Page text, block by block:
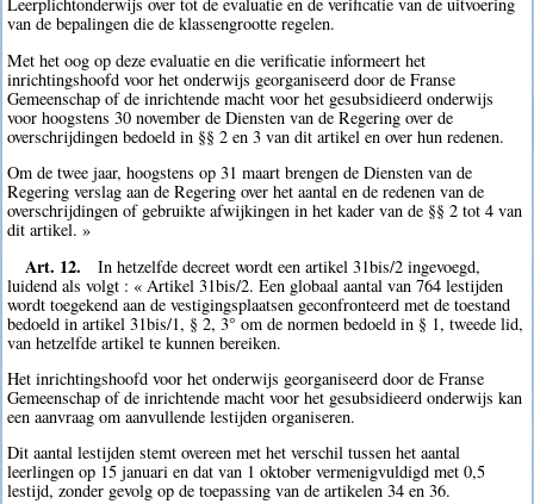
Leerplichtonderwijs over tot de evaluatie en de verificatie van de uitvoering
van de bepalingen die de klassengrootte regelen.
Met het oog op deze evaluatie en die verificatie informeert het
inrichtingshoofd voor het onderwijs georganiseerd door de Franse
Gemeenschap of de inrichtende macht voor het gesubsidieerd onderwijs
voor hoogstens 30 november de Diensten van de Regering over de
overschrijdingen bedoeld in §§ 2 en 3 van dit artikel en over hun redenen.
Om de twee jaar, hoogstens op 31 maart brengen de Diensten van de
Regering verslag aan de Regering over het aantal en de redenen van de
overschrijdingen of gebruikte afwijkingen in het kader van de §§ 2 tot 4 van
dit artikel. »
Art. 12.
In hetzelfde decreet wordt een artikel 31bis/2 ingevoegd,
luidend als volgt : « Artikel 31bis/2. Een globaal aantal van 764 lestijden
wordt toegekend aan de vestigingsplaatsen geconfronteerd met de toestand
bedoeld in artikel 31bis/1, § 2, 3° om de normen bedoeld in § 1, tweede lid,
van hetzelfde artikel te kunnen bereiken.
Het inrichtingshoofd voor het onderwijs georganiseerd door de Franse
Gemeenschap of de inrichtende macht voor het gesubsidieerd onderwijs kan
een aanvraag om aanvullende lestijden organiseren.
Dit aantal lestijden stemt overeen met het verschil tussen het aantal
leerlingen op 15 januari en dat van 1 oktober vermenigvuldigd met 0,5
lestijd, zonder gevolg op de toepassing van de artikelen 34 en 36.